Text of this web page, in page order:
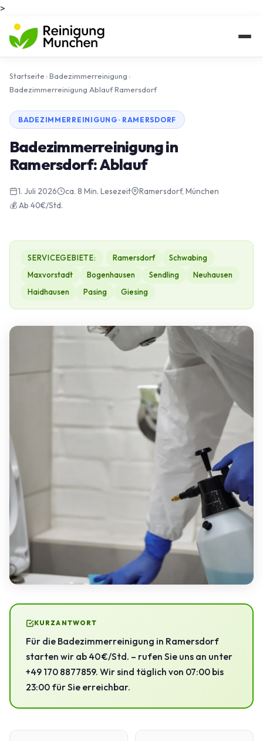
>
Startseite ›Badezimmerreinigung ›
Badezimmerreinigung Ablauf Ramersdorf
BADEZIMMERREINIGUNG · RAMERSDORF
Badezimmerreinigung in
Ramersdorf: Ablauf
1. Juli 2026 ca. 8 Min. Lesezeit
Ramersdorf, München
💰 Ab 40€/Std.
SERVICEGEBIETE: Ramersdorf
Schwabing
Maxvorstadt
Bogenhausen Sendling
Neuhausen
Haidhausen
Pasing Giesing
KURZANTWORT
Für die Badezimmerreinigung in Ramersdorf
starten wir ab 40 €/Std. – rufen Sie uns an unter
+49 170 8877859. Wir sind täglich von 07:00 bis
23:00 für Sie erreichbar.